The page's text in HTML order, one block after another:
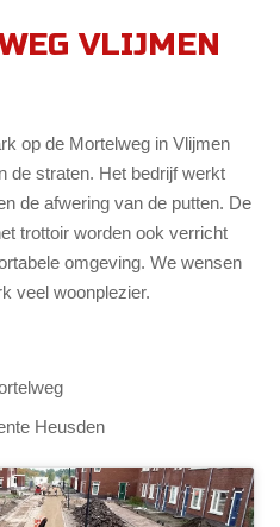
VLIJMEN
op de Mortelweg in Vlijmen
de straten. Het bedrijf werkt
de afwering van de putten. De
trottoir worden ook verricht
omgeving. We wensen
veel woonplezier.
Heusden